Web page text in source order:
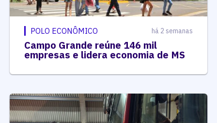
POLO ECONÔMICO há 2 semanas
Campo Grande reúne 146 mil
empresas e lidera economia de MS